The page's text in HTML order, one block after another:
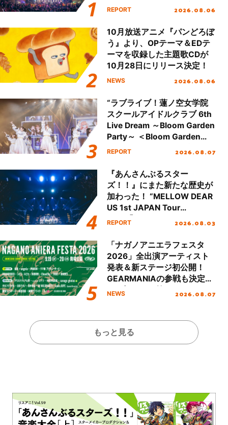
動を経てファイナルを迎える
REPORT 2026.08.06
10月放送アニメ『パンどろぼ
う』より、OPテーマ＆EDテ
ーマを収録した主題歌CDが
10月28日にリリース決定！
NEWS 2026.08.06
“ラブライブ！蓮ノ空女学院
スクールアイドルクラブ 6th
Live Dream ～Bloom Garden
Party～ ＜Bloom Garden
Party Stage／埼玉公演＞”
REPORT 2026.08.07
『あんさんぶるスター
ズ！！』にまた新たな歴史が
加わった！ “MELLOW DEAR
US 1st JAPAN Tour
Final「NICE to meet YOU
ート!!
REPORT 2026.08.03
「ナガノアニエラフェスタ
2026」全出演アーティスト
発表＆新ステージ初公開！
GEARMANIAの参戦も決定
し、初となる第3ステージの
NEWS 2026.08.07
もっと見る